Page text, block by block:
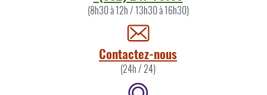
(8h30 à 12h / 13h30 à 16h30)
Contactez-nous
(24h / 24)